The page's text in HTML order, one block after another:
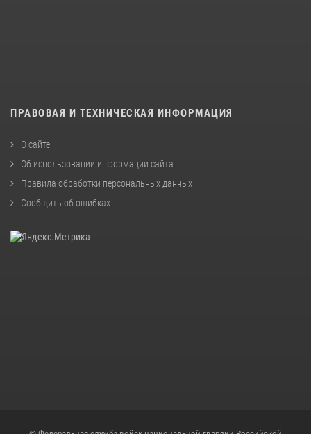
ПРАВОВАЯ И ТЕХНИЧЕСКАЯ ИНФОРМАЦИЯ
О сайте
Об использовании информации сайта
Правила обработки персональных данных
Сообщить об ошибках